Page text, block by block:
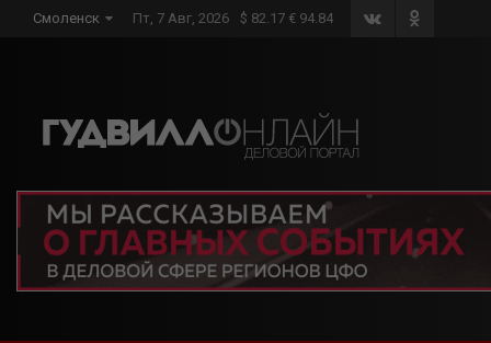
Смоленск Пт, 7 Авг, 2026 $ 82.17 € 94.84